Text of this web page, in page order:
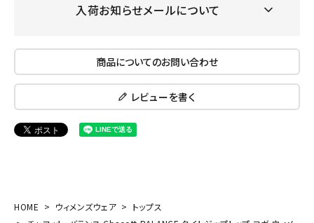
入荷お知らせメールについて
商品についてのお問い合わせ
レビューを書く
HOME ウィメンズウェア
トップス